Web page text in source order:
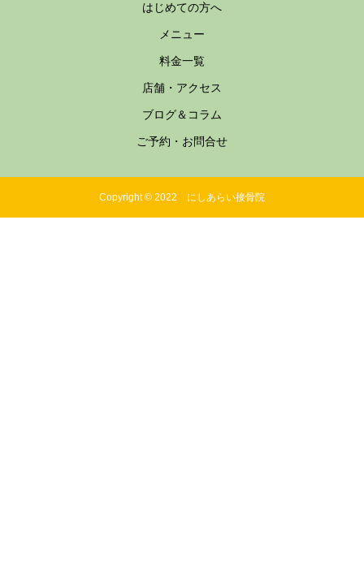
はじめての方へ
メニュー
料金一覧
店舗・アクセス
ブログ＆コラム
ご予約・お問合せ
Copyright © 2022 にしあらい接骨院